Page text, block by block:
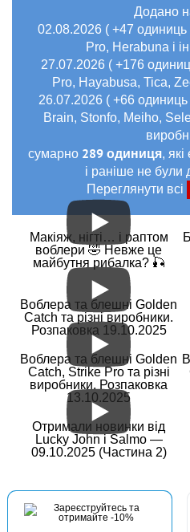
Додано
02.08.2026 ( +47
Pro, Herabuna і
27.07.2026 ( +176
Pro, Hayabusa, Tica,
26.07.2026 ( +66
Brain, Stonfo, Meiho,
сумарно 289 одиниця,
і раніше не були
Переглянути всі
Макіяж, нігті… і раптом
воблери 🤣 Невже це
майбутня рибалка? 🎣
Воблера та блешні Golden
Catch та різні виробники.
Розпаковка 19.10.2025
Воблера та блешні Golden
Catch, Strike Pro та різні
виробники. Розпаковка
13.10.2025
Отримали новинки від
Lucky John і Salmo —
09.10.2025 (Частина 2)